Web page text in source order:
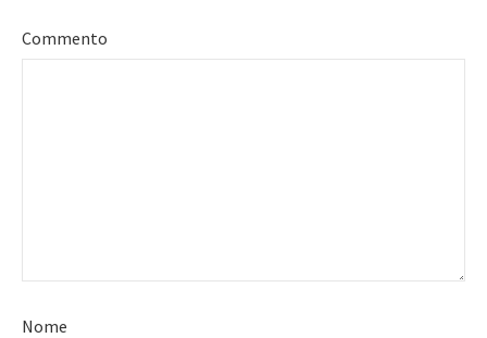
Commento
Nome